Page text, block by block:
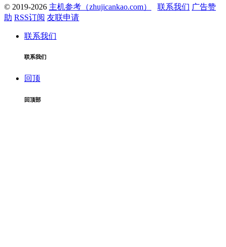
© 2019-2026 主机参考（zhujicankao.com） 联系我们 广告赞
助 RSS订阅 友联申请
联系我们
联系我们
回顶
回顶部